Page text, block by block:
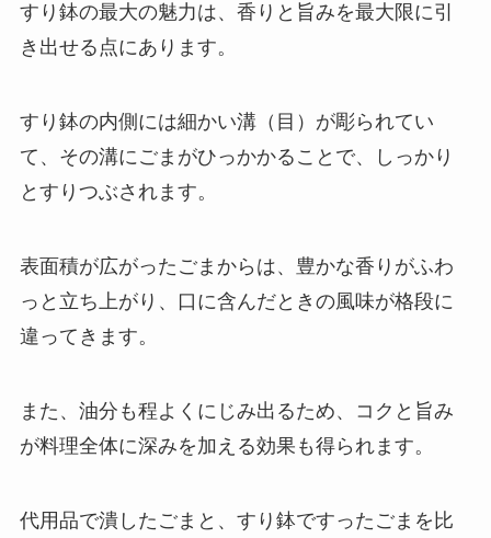
すり鉢の最大の魅力は、香りと旨みを最大限に引
き出せる点にあります。
すり鉢の内側には細かい溝（目）が彫られてい
て、その溝にごまがひっかかることで、しっかり
とすりつぶされます。
表面積が広がったごまからは、豊かな香りがふわ
っと立ち上がり、口に含んだときの風味が格段に
違ってきます。
また、油分も程よくにじみ出るため、コクと旨み
が料理全体に深みを加える効果も得られます。
代用品で潰したごまと、すり鉢ですったごまを比